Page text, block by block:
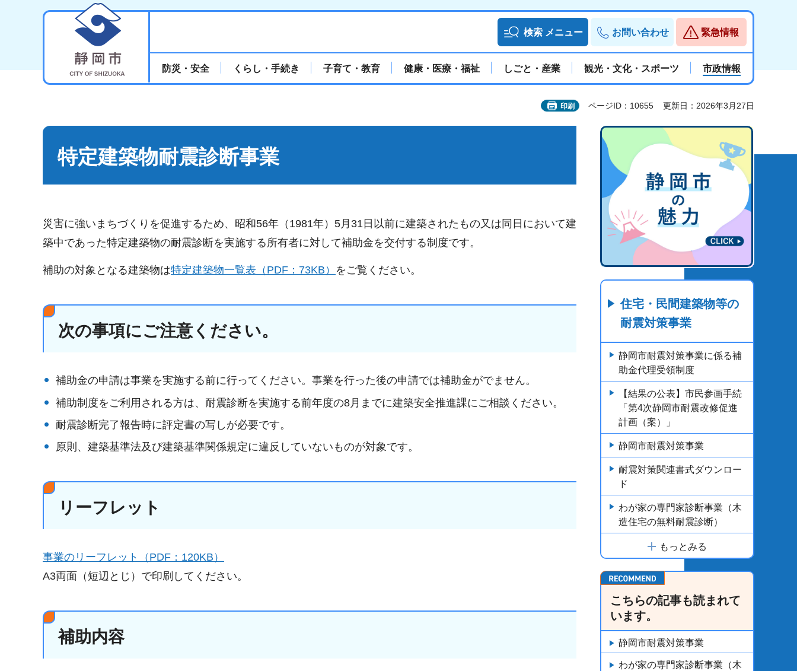
検索 メニュー お問い合わせ 緊急情報
防災・安全 くらし・手続き 子育て・教育 健康・医療・福祉 しごと・産業 観光・文化・スポーツ 市政情報
印刷 ページID：10655 更新日：2026年3月27日
特定建築物耐震診断事業
災害に強いまちづくりを促進するため、昭和56年（1981年）5月31日以前に建築されたもの又は同日において建
築中であった特定建築物の耐震診断を実施する所有者に対して補助金を交付する制度です。
補助の対象となる建築物は特定建築物一覧表（PDF：73KB） をご覧ください。
次の事項にご注意ください。
補助金の申請は事業を実施する前に行ってください。事業を行った後の申請では補助金がでません。
補助制度をご利用される方は、耐震診断を実施する前年度の8月までに建築安全推進課にご相談ください。
耐震診断完了報告時に評定書の写しが必要です。
原則、建築基準法及び建築基準関係規定に違反していないものが対象です。
リーフレット
事業のリーフレット（PDF：120KB）
A3両面（短辺とじ）で印刷してください。
補助内容
住宅・民間建築物等の
耐震対策事業
静岡市耐震対策事業に係る補
助金代理受領制度
【結果の公表】市民参画手続
「第4次静岡市耐震改修促進
計画（案）」
静岡市耐震対策事業
耐震対策関連書式ダウンロー
ド
わが家の専門家診断事業（木
造住宅の無料耐震診断）
もっとみる
こちらの記事も読まれて
います。
静岡市耐震対策事業
わが家の専門家診断事業（木